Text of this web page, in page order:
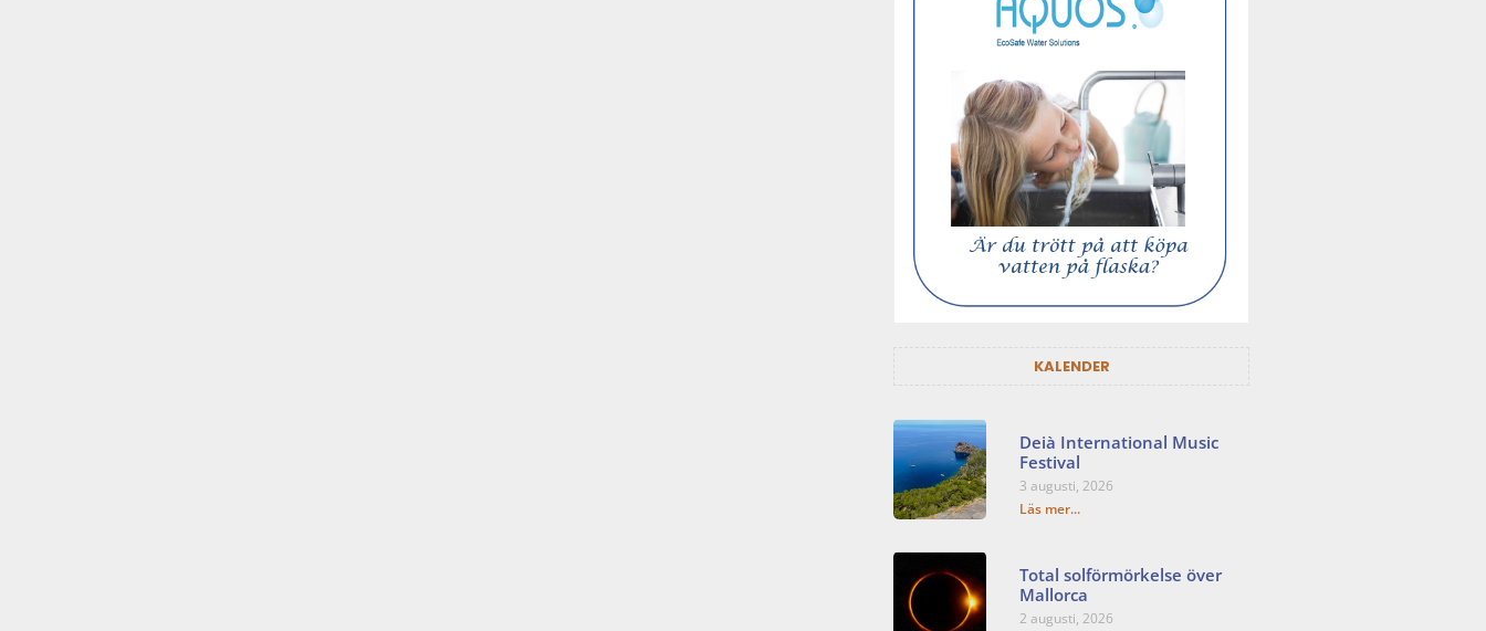
KALENDER
Deià International Music
Festival
3 augusti, 2026
Läs mer...
Total solförmörkelse över
Mallorca
2 augusti, 2026